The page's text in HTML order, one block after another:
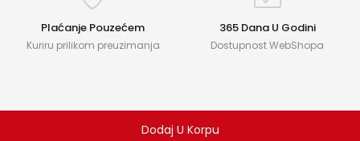
Dodaj U Korpu
Plaćanje Pouzećem
Kuriru prilikom preuzimanja
365 Dana U Godini
Dostupnost WebShopa